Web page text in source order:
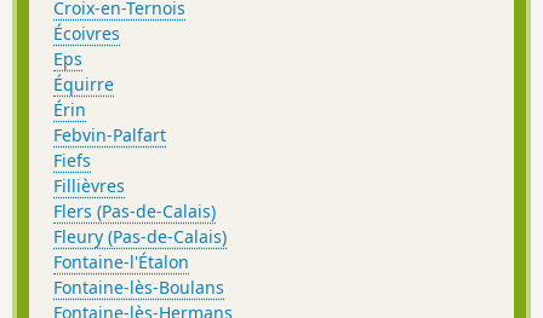
Croix-en-Ternois
Écoivres
Eps
Équirre
Érin
Febvin-Palfart
Fiefs
Fillièvres
Flers (Pas-de-Calais)
Fleury (Pas-de-Calais)
Fontaine-l'Étalon
Fontaine-lès-Boulans
Fontaine-lès-Hermans